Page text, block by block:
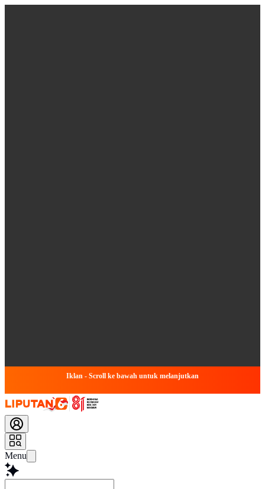
Iklan - Scroll ke bawah untuk melanjutkan
Menu